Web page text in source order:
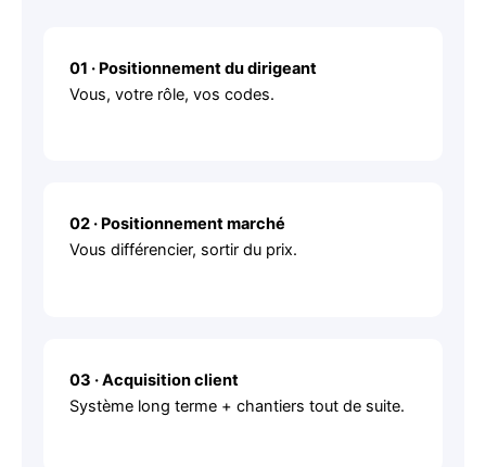
01 · Positionnement du dirigeant
Vous, votre rôle, vos codes.
02 · Positionnement marché
Vous différencier, sortir du prix.
03 · Acquisition client
Système long terme + chantiers tout de suite.